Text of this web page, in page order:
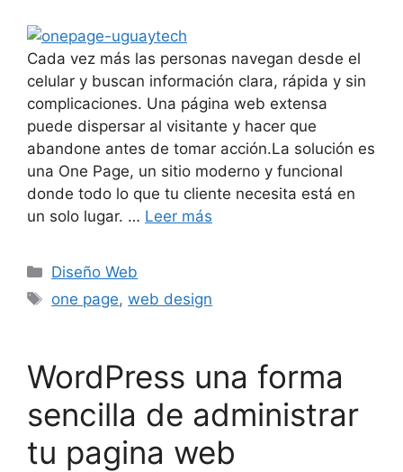
Cada vez más las personas navegan desde el
celular y buscan información clara, rápida y sin
complicaciones. Una página web extensa
puede dispersar al visitante y hacer que
abandone antes de tomar acción.La solución es
una One Page, un sitio moderno y funcional
donde todo lo que tu cliente necesita está en
un solo lugar. … Leer más
Diseño Web
one page,web design
WordPress una forma
sencilla de administrar
tu pagina web